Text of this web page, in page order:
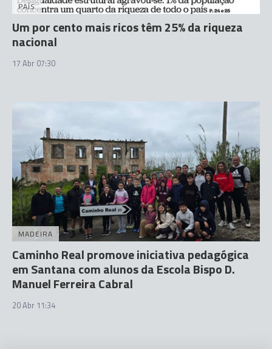
PAÍS
Um por cento mais ricos têm 25% da riqueza
nacional
17 Abr 07:30
MADEIRA
Caminho Real promove iniciativa pedagógica
em Santana com alunos da Escola Bispo D.
Manuel Ferreira Cabral
20 Abr 11:34